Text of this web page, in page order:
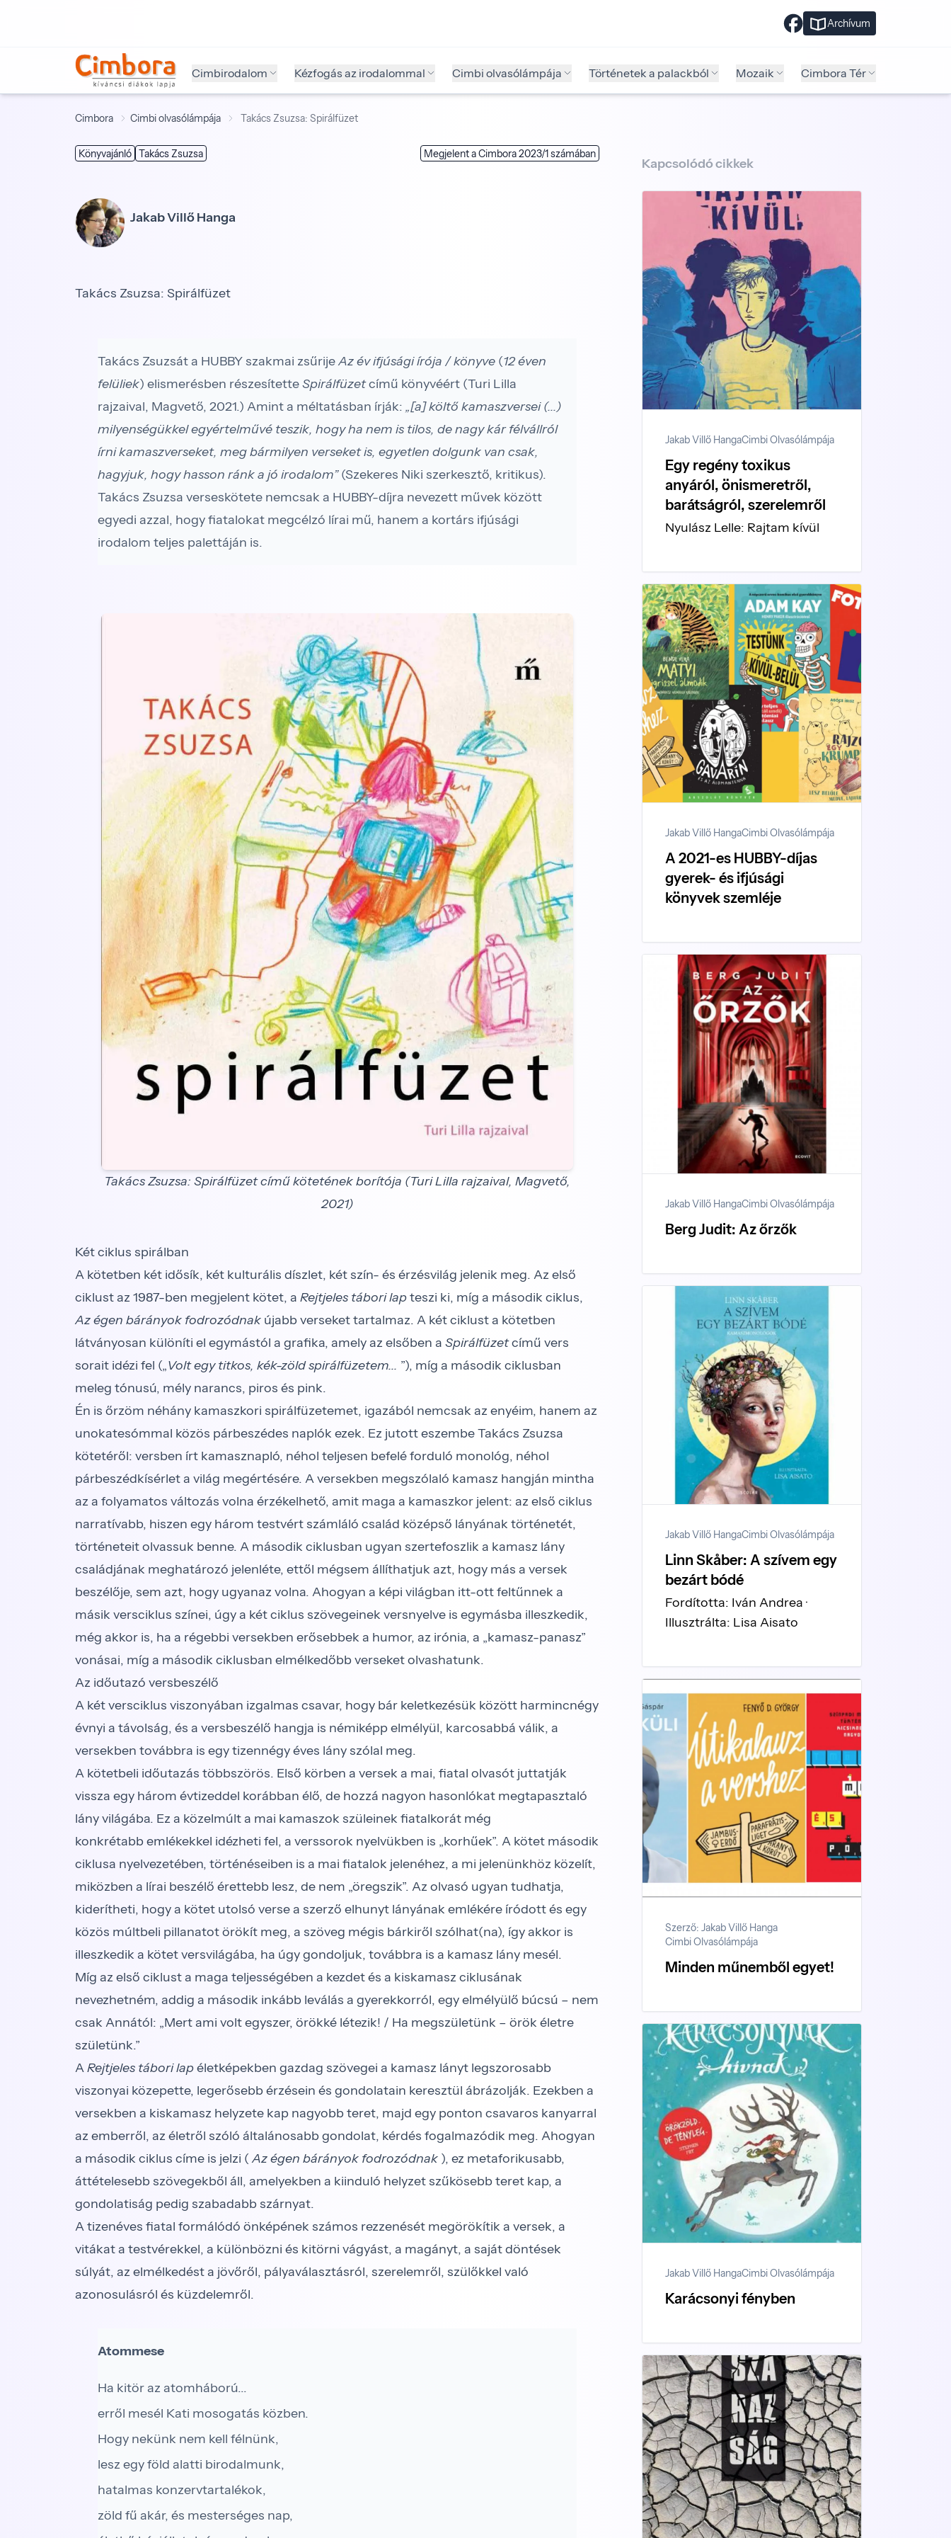
Archívum
Cimbirodalom Kézfogás az irodalommal Cimbi olvasólámpája Történetek a palackból Mozaik Cimbora Tér
Cimbora Cimbi olvasólámpája Takács Zsuzsa: Spirálfüzet
Könyvajánló Takács Zsuzsa Megjelent a Cimbora 2023/1 számában
Jakab Villő Hanga
Takács Zsuzsa: Spirálfüzet
Takács Zsuzsát a HUBBY szakmai zsűrijeAz év ifjúsági írója / könyve (12 éven
felüliek) elismerésben részesítetteSpirálfüzetcímű könyvéért (Turi Lilla
rajzaival, Magvető, 2021.) Amint a méltatásban írják: „[a] költő kamaszversei (...)
milyenségükkel egyértelművé teszik, hogy ha nem is tilos, de nagy kár félvállról
írni kamaszverseket, meg bármilyen verseket is, egyetlen dolgunk van csak,
hagyjuk, hogy hasson ránk a jó irodalom”(Szekeres Niki szerkesztő, kritikus).
Takács Zsuzsa verseskötete nemcsak a HUBBY-díjra nevezett művek között
egyedi azzal, hogy fiatalokat megcélzó lírai mű, hanem a kortárs ifjúsági
irodalom teljes palettáján is.
Takács Zsuzsa: Spirálfüzet című kötetének borítója (Turi Lilla rajzaival, Magvető,
2021)
Két ciklus spirálban
A kötetben két idősík, két kulturális díszlet, két szín- és érzésvilág jelenik meg. Az első
ciklust az 1987-ben megjelent kötet, a Rejtjeles tábori lapteszi ki, míg a második ciklus,
Az égen bárányok fodrozódnak újabb verseket tartalmaz. A két ciklust a kötetben
látványosan különíti el egymástól a grafika, amely az elsőben a Spirálfüzetcímű vers
sorait idézi fel („Volt egy titkos, kék-zöld spirálfüzetem... ”), míg a második ciklusban
meleg tónusú, mély narancs, piros és pink.
Én is őrzöm néhány kamaszkori spirálfüzetemet, igazából nemcsak az enyéim, hanem az
unokatesómmal közös párbeszédes naplók ezek. Ez jutott eszembe Takács Zsuzsa
kötetéről: versben írt kamasznapló, néhol teljesen befelé forduló monológ, néhol
párbeszédkísérlet a világ megértésére. A versekben megszólaló kamasz hangján mintha
az a folyamatos változás volna érzékelhető, amit maga a kamaszkor jelent: az első ciklus
narratívabb, hiszen egy három testvért számláló család középső lányának történetét,
történeteit olvassuk benne. A második ciklusban ugyan szertefoszlik a kamasz lány
családjának meghatározó jelenléte, ettől mégsem állíthatjuk azt, hogy más a versek
beszélője, sem azt, hogy ugyanaz volna. Ahogyan a képi világban itt-ott feltűnnek a
másik versciklus színei, úgy a két ciklus szövegeinek versnyelve is egymásba illeszkedik,
még akkor is, ha a régebbi versekben erősebbek a humor, az irónia, a „kamasz-panasz”
vonásai, míg a második ciklusban elmélkedőbb verseket olvashatunk.
Az időutazó versbeszélő
A két versciklus viszonyában izgalmas csavar, hogy bár keletkezésük között harmincnégy
évnyi a távolság, és a versbeszélő hangja is némiképp elmélyül, karcosabbá válik, a
versekben továbbra is egy tizennégy éves lány szólal meg.
A kötetbeli időutazás többszörös. Első körben a versek a mai, fiatal olvasót juttatják
vissza egy három évtizeddel korábban élő, de hozzá nagyon hasonlókat megtapasztaló
lány világába. Ez a közelmúlt a mai kamaszok szüleinek fiatalkorát még
konkrétabb emlékekkel idézheti fel, a verssorok nyelvükben is „korhűek”. A kötet második
ciklusa nyelvezetében, történéseiben is a mai fiatalok jelenéhez, a mi jelenünkhöz közelít,
miközben a lírai beszélő érettebb lesz, de nem „öregszik”. Az olvasó ugyan tudhatja,
kiderítheti, hogy a kötet utolsó verse a szerző elhunyt lányának emlékére íródott és egy
közös múltbeli pillanatot örökít meg, a szöveg mégis bárkiről szólhat(na), így akkor is
illeszkedik a kötet versvilágába, ha úgy gondoljuk, továbbra is a kamasz lány mesél.
Míg az első ciklust a maga teljességében a kezdet és a kiskamasz ciklusának
nevezhetném, addig a második inkább leválás a gyerekkorról, egy elmélyülő búcsú – nem
csak Annától: „Mert ami volt egyszer, örökké létezik! / Ha megszületünk – örök életre
születünk.”
ARejtjeles tábori lapéletképekben gazdag szövegei a kamasz lányt legszorosabb
viszonyai közepette, legerősebb érzésein és gondolatain keresztül ábrázolják. Ezekben a
versekben a kiskamasz helyzete kap nagyobb teret, majd egy ponton csavaros kanyarral
az emberről, az életről szóló általánosabb gondolat, kérdés fogalmazódik meg. Ahogyan
a második ciklus címe is jelzi (Az égen bárányok fodrozódnak ), ez metaforikusabb,
áttételesebb szövegekből áll, amelyekben a kiinduló helyzet szűkösebb teret kap, a
gondolatiság pedig szabadabb szárnyat.
A tizenéves fiatal formálódó önképének számos rezzenését megörökítik a versek, a
vitákat a testvérekkel, a különbözni és kitörni vágyást, a magányt, a saját döntések
súlyát, az elmélkedést a jövőről, pályaválasztásról, szerelemről, szülőkkel való
azonosulásról és küzdelemről.
Atommese
Ha kitör az atomháború...
erről mesél Kati mosogatás közben.
Hogy nekünk nem kell félnünk,
lesz egy föld alatti birodalmunk,
hatalmas konzervtartalékok,
zöld fű akár, és mesterséges nap,
Kapcsolódó cikkek
Jakab Villő HangaCimbi Olvasólámpája
Egy regény toxikus
anyáról, önismeretről,
barátságról, szerelemről
Nyulász Lelle: Rajtam kívül
Jakab Villő HangaCimbi Olvasólámpája
A 2021-es HUBBY-díjas
gyerek- és ifjúsági
könyvek szemléje
Jakab Villő HangaCimbi Olvasólámpája
Berg Judit: Az őrzők
Jakab Villő HangaCimbi Olvasólámpája
Linn Skåber: A szívem egy
bezárt bódé
Fordította: Iván Andrea ·
Illusztrálta: Lisa Aisato
Szerző: Jakab Villő Hanga
Cimbi Olvasólámpája
Minden műnemből egyet!
Jakab Villő HangaCimbi Olvasólámpája
Karácsonyi fényben